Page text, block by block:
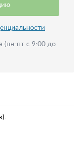
(пн-пт с 9:00 до